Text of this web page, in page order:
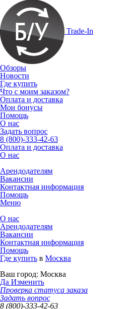
Trade-In
Обзоры
Новости
Где купить
Что с моим заказом?
Оплата и доставка
Мои бонусы
Помощь
О нас
Задать вопрос
8 (800)-333-42-63
Оплата и доставка
О нас
Арендодателям
Вакансии
Контактная информация
Помощь
Меню
О нас
Арендодателям
Вакансии
Контактная информация
Помощь
Где купить в Москва
Ваш город: Москва
Да Изменить
Проверка статуса заказа
Задать вопрос
8 (800)-333-42-63